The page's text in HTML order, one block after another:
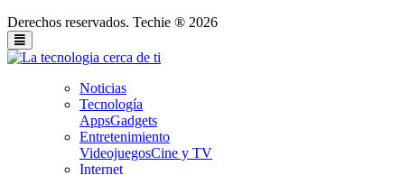
Derechos reservados. Techie ® 2026
Noticias
Tecnología
AppsGadgets
Entretenimiento
VideojuegosCine y TV
Internet